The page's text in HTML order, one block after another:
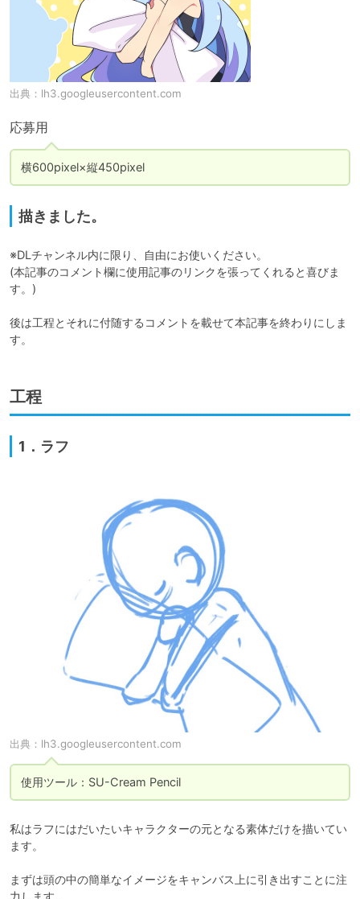
出典： lh3.googleusercontent.com
応募用
横600pixel×縦450pixel
描きました。
※DLチャンネル内に限り、自由にお使いください。
(本記事のコメント欄に使用記事のリンクを張ってくれると喜びま
す。)
後は工程とそれに付随するコメントを載せて本記事を終わりにしま
す。
工程
1．ラフ
出典： lh3.googleusercontent.com
使用ツール：SU-Cream Pencil
私はラフにはだいたいキャラクターの元となる素体だけを描いてい
ます。
まずは頭の中の簡単なイメージをキャンバス上に引き出すことに注